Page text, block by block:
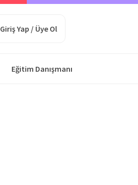
Giriş Yap / Üye Ol
Eğitim Danışmanı